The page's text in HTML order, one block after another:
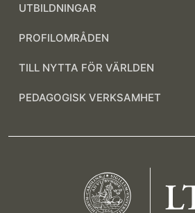
UTBILDNINGAR
PROFILOMRÅDEN
TILL NYTTA FÖR VÄRLDEN
PEDAGOGISK VERKSAMHET